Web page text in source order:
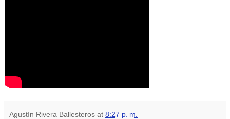
Agustín Rivera Ballesteros at 8:27 p. m.